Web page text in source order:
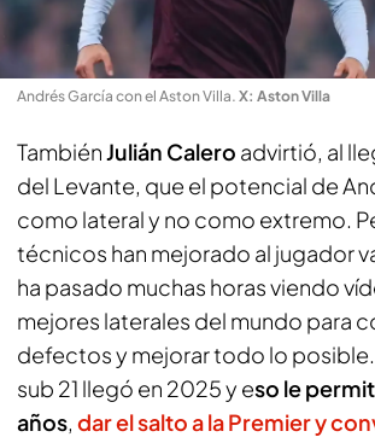
Andrés García con el Aston Villa. X: Aston Villa
TambiénJulián Calero advirtió, al
del Levante, que el potencial de
como lateral y no como extremo.
técnicos han mejorado al jugador
ha pasado muchas horas viendo
mejores laterales del mundo para
defectos y mejorar todo lo
sub 21 llegó en 2025 y eso le
años, dar el salto a la Premier y